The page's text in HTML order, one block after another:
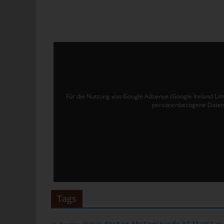
Für die Nutzung von Google Adsense (Google Ireland
personenbezogene
Tags